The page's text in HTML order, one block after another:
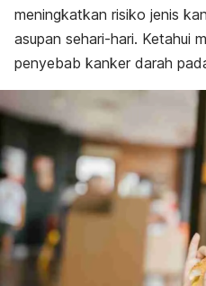
meningkatkan risiko jenis
asupan sehari-hari. Ketahui
penyebab kanker darah